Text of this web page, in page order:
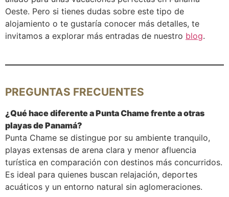
Oeste. Pero si tienes dudas sobre este tipo de
alojamiento o te gustaría conocer más detalles, te
invitamos a explorar más entradas de nuestro blog.
PREGUNTAS FRECUENTES
¿Qué hace diferente a Punta Chame frente a otras
playas de Panamá?
Punta Chame se distingue por su ambiente tranquilo,
playas extensas de arena clara y menor afluencia
turística en comparación con destinos más concurridos.
Es ideal para quienes buscan relajación, deportes
acuáticos y un entorno natural sin aglomeraciones.